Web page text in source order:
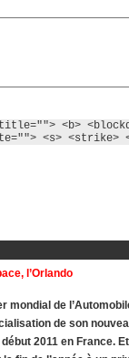
<b>
<s> <strike>
l’Orlando
mondial de
de son
2011 en France.